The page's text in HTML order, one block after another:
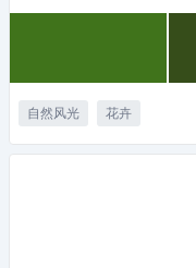
自然风光 花卉